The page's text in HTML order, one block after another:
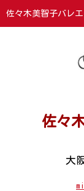
佐々木美智子バレ
佐々
大
団員紹介
石切本部スタジ
支部スタジオ・